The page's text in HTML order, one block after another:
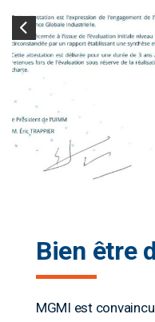
Bien être
MGMI est